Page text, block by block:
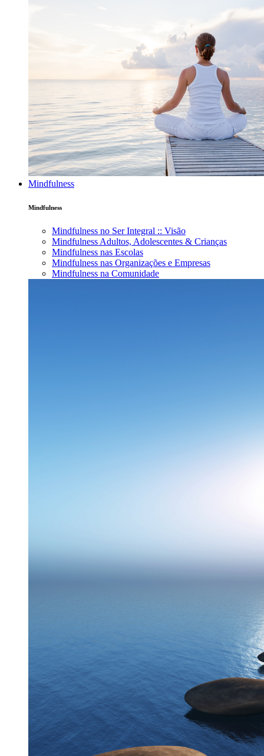
Mindfulness
Mindfulness
Mindfulness no Ser Integral :: Visão
Mindfulness Adultos, Adolescentes & Crianças
Mindfulness nas Escolas
Mindfulness nas Organizações e Empresas
Mindfulness na Comunidade